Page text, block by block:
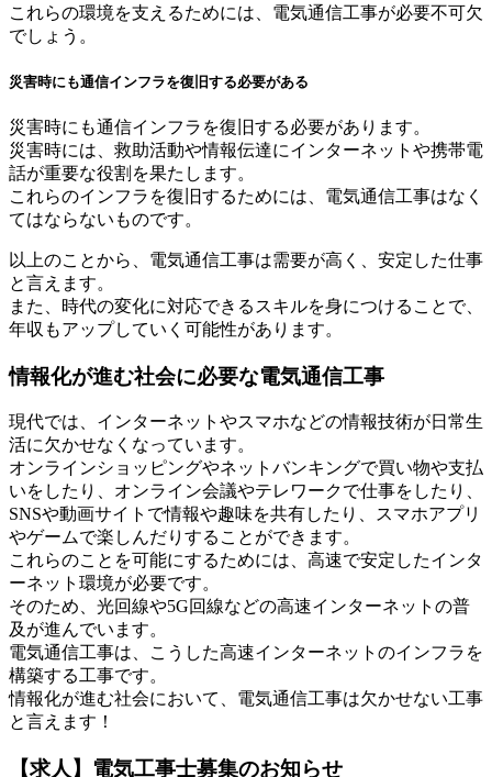
これらの環境を支えるためには、電気通信工事が必要不可欠
でしょう。
災害時にも通信インフラを復旧する必要がある
災害時にも通信インフラを復旧する必要があります。
災害時には、救助活動や情報伝達にインターネットや携帯電
話が重要な役割を果たします。
これらのインフラを復旧するためには、電気通信工事はなく
てはならないものです。
以上のことから、電気通信工事は需要が高く、安定した仕事
と言えます。
また、時代の変化に対応できるスキルを身につけることで、
年収もアップしていく可能性があります。
情報化が進む社会に必要な電気通信工事
現代では、インターネットやスマホなどの情報技術が日常生
活に欠かせなくなっています。
オンラインショッピングやネットバンキングで買い物や支払
いをしたり、オンライン会議やテレワークで仕事をしたり、
SNSや動画サイトで情報や趣味を共有したり、スマホアプリ
やゲームで楽しんだりすることができます。
これらのことを可能にするためには、高速で安定したインタ
ーネット環境が必要です。
そのため、光回線や5G回線などの高速インターネットの普
及が進んでいます。
電気通信工事は、こうした高速インターネットのインフラを
構築する工事です。
情報化が進む社会において、電気通信工事は欠かせない工事
と言えます！
【求人】電気工事士募集のお知らせ